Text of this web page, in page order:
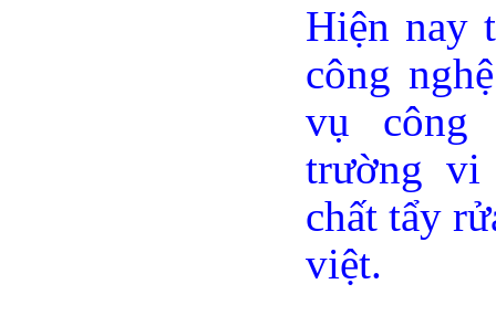
Hiện nay
công
vụ công
trường vi
chất tẩy
việt.